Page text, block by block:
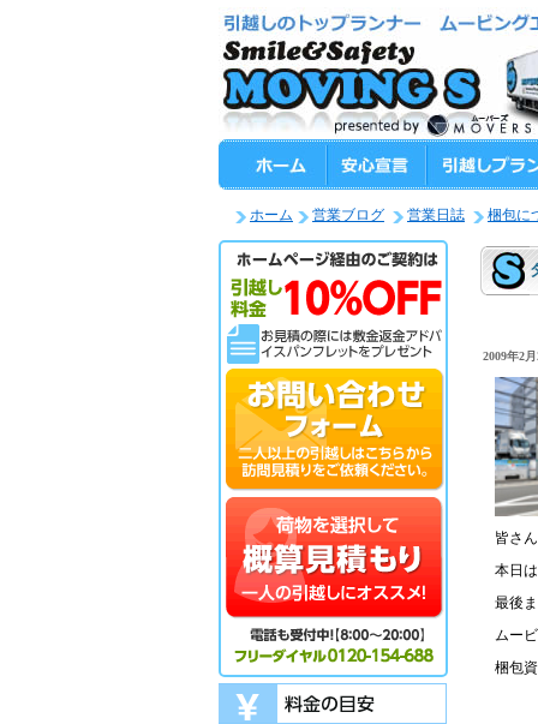
ホーム 営業ブログ 営業日誌 梱包に
2009年2
皆さ
本日
最後
ムー
梱包